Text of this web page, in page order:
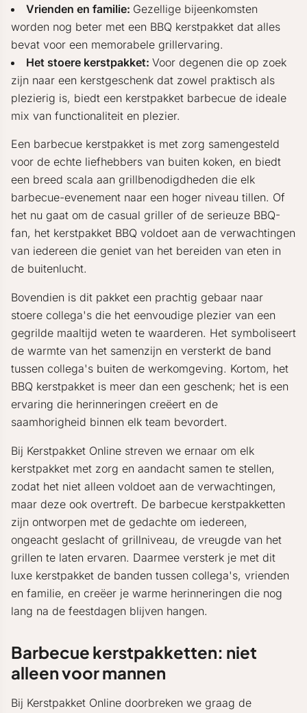
Vrienden en familie: Gezellige bijeenkomsten
worden nog beter met een BBQ kerstpakket dat alles
bevat voor een memorabele grillervaring.
Het stoere kerstpakket: Voor degenen die op zoek
zijn naar een kerstgeschenk dat zowel praktisch als
plezierig is, biedt een kerstpakket barbecue de ideale
mix van functionaliteit en plezier.
Een barbecue kerstpakket is met zorg samengesteld
voor de echte liefhebbers van buiten koken, en biedt
een breed scala aan grillbenodigdheden die elk
barbecue-evenement naar een hoger niveau tillen. Of
het nu gaat om de casual griller of de serieuze BBQ-
fan, het kerstpakket BBQ voldoet aan de verwachtingen
van iedereen die geniet van het bereiden van eten in
de buitenlucht.
Bovendien is dit pakket een prachtig gebaar naar
stoere collega's die het eenvoudige plezier van een
gegrilde maaltijd weten te waarderen. Het symboliseert
de warmte van het samenzijn en versterkt de band
tussen collega's buiten de werkomgeving. Kortom, het
BBQ kerstpakket is meer dan een geschenk; het is een
ervaring die herinneringen creëert en de
saamhorigheid binnen elk team bevordert.
Bij Kerstpakket Online streven we ernaar om elk
kerstpakket met zorg en aandacht samen te stellen,
zodat het niet alleen voldoet aan de verwachtingen,
maar deze ook overtreft. De barbecue kerstpakketten
zijn ontworpen met de gedachte om iedereen,
ongeacht geslacht of grillniveau, de vreugde van het
grillen te laten ervaren. Daarmee versterk je met dit
luxe kerstpakket de banden tussen collega's, vrienden
en familie, en creëer je warme herinneringen die nog
lang na de feestdagen blijven hangen.
Barbecue kerstpakketten: niet
alleen voor mannen
Bij Kerstpakket Online doorbreken we graag de